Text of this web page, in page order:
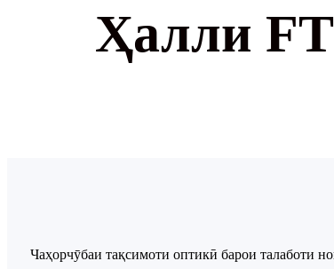
Ҳалли
Чаҳорчӯбаи тақсимоти оптикӣ барои талаботи